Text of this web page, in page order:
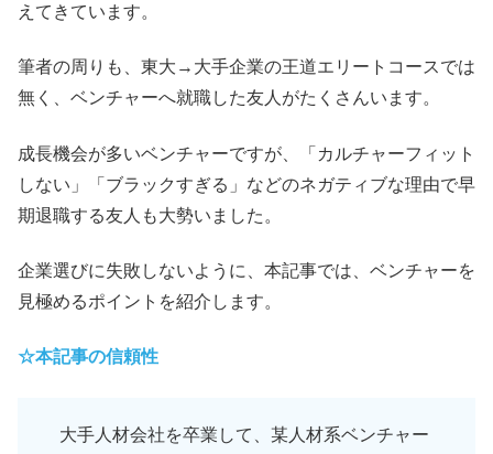
えてきています。
筆者の周りも、東大→大手企業の王道エリートコースでは
無く、ベンチャーへ就職した友人がたくさんいます。
成長機会が多いベンチャーですが、「カルチャーフィット
しない」「ブラックすぎる」などのネガティブな理由で早
期退職する友人も大勢いました。
企業選びに失敗しないように、本記事では、ベンチャーを
見極めるポイントを紹介します。
☆本記事の信頼性
大手人材会社を卒業して、某人材系ベンチャー